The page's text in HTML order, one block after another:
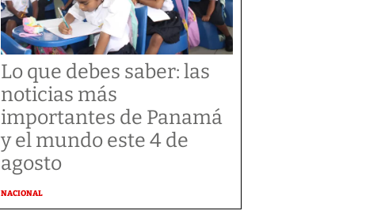
Lo que debes saber: las
noticias más
importantes de Panamá
y el mundo este 4 de
agosto
NACIONAL